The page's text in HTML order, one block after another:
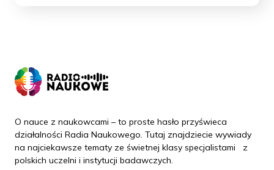
O nauce z naukowcami – to proste hasło przyświeca
działalności Radia Naukowego. Tutaj znajdziecie wywiady
na najciekawsze tematy ze świetnej klasy specjalistami z
polskich uczelni i instytucji badawczych.